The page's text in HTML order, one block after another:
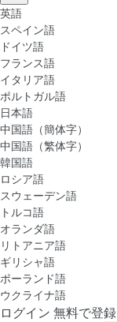
英語
スペイン語
ドイツ語
フランス語
イタリア語
ポルトガル語
日本語
中国語（簡体字）
中国語（繁体字）
韓国語
ロシア語
スウェーデン語
トルコ語
オランダ語
リトアニア語
ギリシャ語
ポーランド語
ウクライナ語
ログイン 無料で登録